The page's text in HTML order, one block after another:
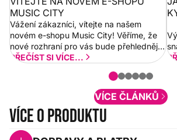
MUSIC CITY
Vážení zákazníci, vítejte na našem
novém e-shopu Music City! Věříme, že
nové rozhraní pro vás bude přehlednější
a rychlejší. Postupně budeme přidávat
PŘEČÍST SI VÍCE...
VÍCE ČLÁNKŮ
Více o produktu